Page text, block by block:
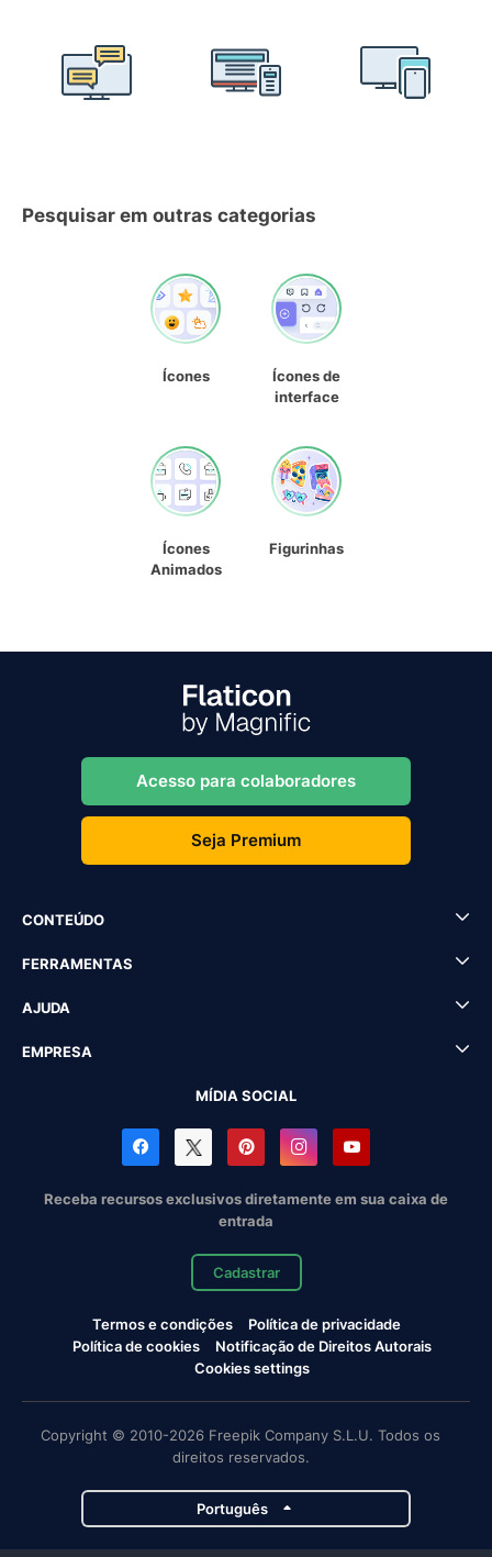
Pesquisar em outras categorias
Ícones
Ícones de
interface
Ícones
Animados
Figurinhas
Acesso para colaboradores
Seja Premium
CONTEÚDO
FERRAMENTAS
AJUDA
EMPRESA
MÍDIA SOCIAL
Receba recursos exclusivos diretamente em sua caixa de
entrada
Cadastrar
Termos e condições
Política de privacidade
Política de cookies
Notificação de Direitos Autorais
Cookies settings
Copyright © 2010-2026 Freepik Company S.L.U. Todos os
direitos reservados.
Português